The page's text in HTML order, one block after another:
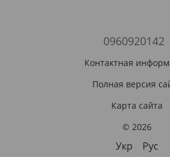
0960920142
Контактная
Полная версия
Карта сайта
© 2026
Укр Рус